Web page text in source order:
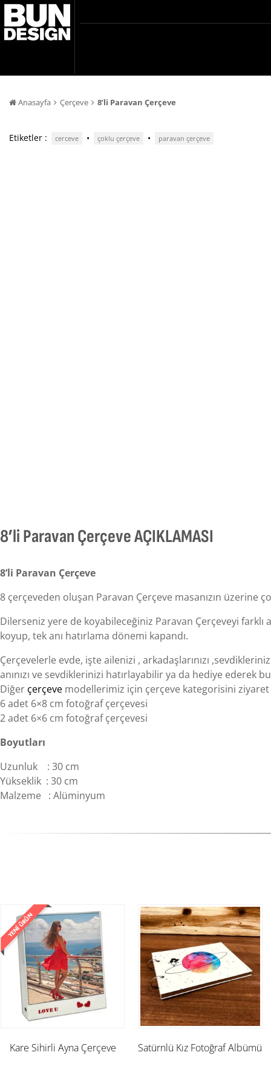
Anasayfa Çerçeve 8’li Paravan Çerçeve
Etiketler : cerceve • çoklu çerçeve • paravan çerçeve
8’li Paravan Çerçeve AÇIKLAMASI
8’li Paravan Çerçeve
8 çerçeveden oluşan Paravan Çerçeve masanızın üzerine
Dilerseniz yere de koyabileceğiniz Paravan Çerçeveyi farklı
koyup, tek anı hatırlama dönemi kapandı.
Çerçevelerle evde, işte ailenizi , arkadaşlarınızı
anınızı ve sevdiklerinizi hatırlayabilir ya da hediye ederek
Diğer çerçeve modellerimiz için çerçeve kategorisini
6 adet 6×8 cm fotoğraf çerçevesi
2 adet 6×6 cm fotoğraf çerçevesi
Boyutları
Uzunluk : 30 cm
Yükseklik : 30 cm
Malzeme : Alüminyum
Kare Sihirli Ayna Çerçeve Satürnlü Kız Fotoğraf Albümü